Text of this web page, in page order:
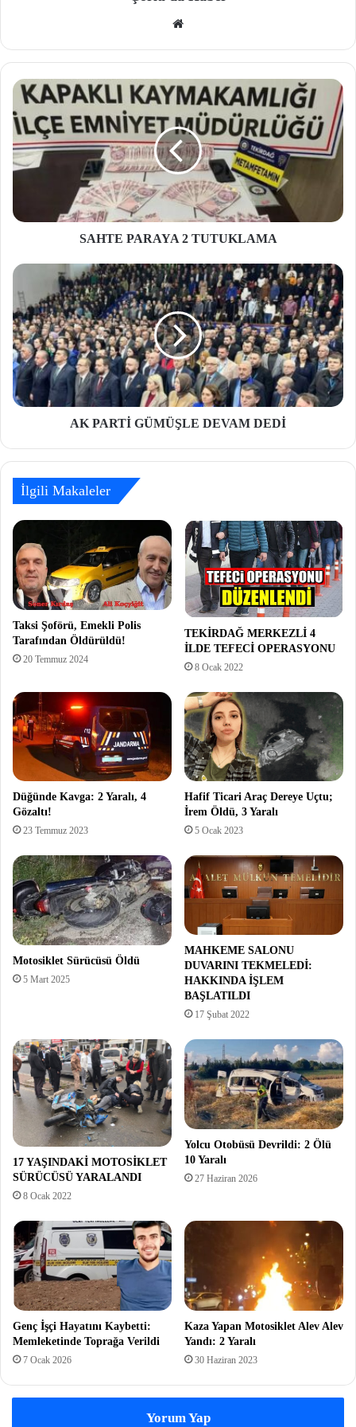
site
si
SAHTE PARAYA 2 TUTUKLAMA
AK PARTİ GÜMÜŞLE DEVAM DEDİ
İlgili Makaleler
Taksi Şoförü, Emekli Polis
Tarafından Öldürüldü!
20 Temmuz 2024
TEKİRDAĞ MERKEZLİ 4
İLDE TEFECİ OPERASYONU
8 Ocak 2022
Düğünde Kavga: 2 Yaralı, 4
Gözaltı!
23 Temmuz 2023
Hafif Ticari Araç Dereye Uçtu;
İrem Öldü, 3 Yaralı
5 Ocak 2023
Motosiklet Sürücüsü Öldü
5 Mart 2025
MAHKEME SALONU
DUVARINI TEKMELEDİ:
HAKKINDA İŞLEM
BAŞLATILDI
17 Şubat 2022
17 YAŞINDAKİ MOTOSİKLET
SÜRÜCÜSÜ YARALANDI
8 Ocak 2022
Yolcu Otobüsü Devrildi: 2 Ölü
10 Yaralı
27 Haziran 2026
Genç İşçi Hayatını Kaybetti:
Memleketinde Toprağa Verildi
7 Ocak 2026
Kaza Yapan Motosiklet Alev Alev
Yandı: 2 Yaralı
30 Haziran 2023
Yorum Yap